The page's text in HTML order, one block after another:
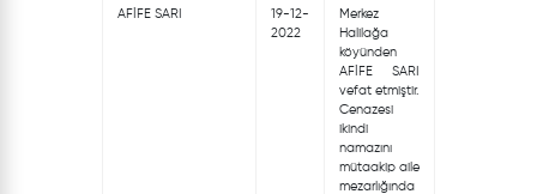
AFİFE SARI
19-12-
2022
Merkez
Halilağa
köyünden
AFİFE SARI
vefat etmiştir.
Cenazesi
ikindi
namazını
mütaakip aile
mezarlığında